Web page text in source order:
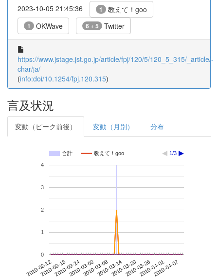
2023-10-05 21:45:36 1 教えて！goo
1 OKWave 6 + 5 Twitter
https://www.jstage.jst.go.jp/article/fpj/120/5/120_5_315/_article/-
char/ja/
(info:doi/10.1254/fpj.120.315)
言及状況
変動（ピーク前後） 変動（月別） 分布
合計 教えて！goo 1/3
2010-02-122010-02-182010-02-242010-03-022010-03-082010-03-142010-03-202010-03-262010-04-012010-04-07
0
1
2
3
4